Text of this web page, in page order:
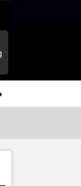
mua lại